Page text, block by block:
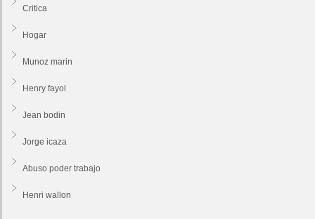
Critica
Hogar
Munoz marin
Henry fayol
Jean bodin
Jorge icaza
Abuso poder trabajo
Henri wallon